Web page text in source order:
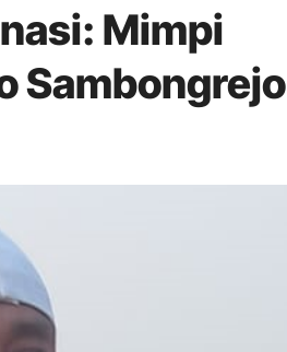
Mimpi
Sambongrejo